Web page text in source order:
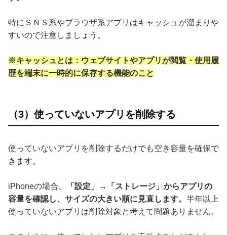
特にＳＮＳ系やブラウザ系アプリはキャッシュが溜まりや
すいので注意しましょう。
※キャッシュとは：ウェブサイトやアプリが閲覧・使用履
歴を端末に一時的に保存する機能のこと
（3）使っていないアプリを削除する
使っていないアプリを削除するだけでも空き容量を確保で
きます。
iPhoneの場合、
「設定」→「ストレージ」からアプリの
容量を確認し、サイズの大きい順に見直します。 半年以上
使っていないアプリは削除対象と考えて問題ありません。